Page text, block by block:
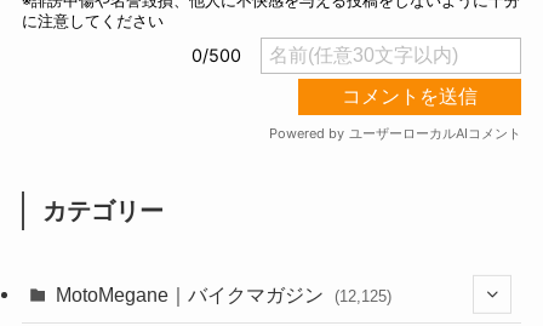
カテゴリー
MotoMegane｜バイクマガジン (12,125)